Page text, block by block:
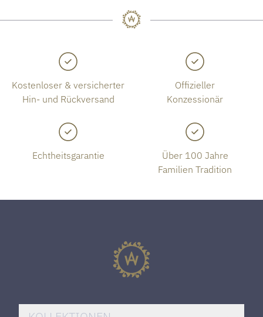
Kostenloser & versicherter
Hin- und Rückversand
Offizieller
Konzessionär
Echtheitsgarantie
Über 100 Jahre
Familien Tradition